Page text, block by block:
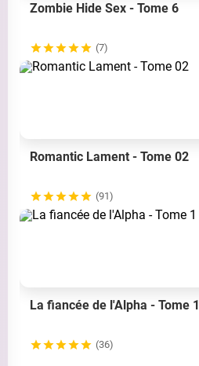
Zombie Hide Sex - Tome 6
(7)
Romantic Lament - Tome 02
(91)
La fiancée de l'Alpha - Tome 1
(36)